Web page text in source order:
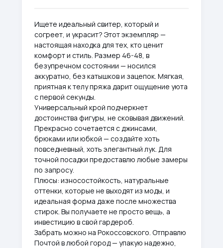
Ищете идеальный свитер, который и
согреет, и украсит? Этот экземпляр —
настоящая находка для тех, кто ценит
комфорт и стиль. Размер 46-48, в
безупречном состоянии — носился
аккуратно, без катышков и зацепок. Мягкая,
приятная к телу пряжа дарит ощущение уюта
с первой секунды.
Универсальный крой подчеркнет
достоинства фигуры, не сковывая движений.
Прекрасно сочетается с джинсами,
брюками или юбкой — создайте хоть
повседневный, хоть элегантный лук. Для
точной посадки предоставлю любые замеры
по запросу.
Плюсы: износостойкость, натуральные
оттенки, которые не выходят из моды, и
идеальная форма даже после множества
стирок. Вы получаете не просто вещь, а
инвестицию в свой гардероб.
Забрать можно на Рокоссовского. Отправлю
Почтой в любой город — упакую надежно,